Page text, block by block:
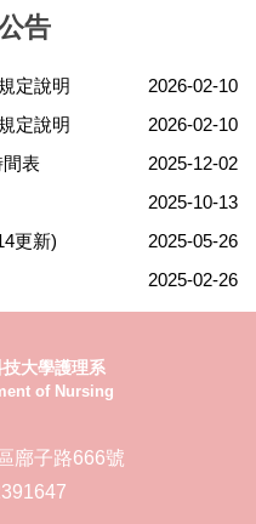
告
定說明
2026-02-10
定說明
2026-02-10
表
2025-12-02
2025-10-13
更新)
2025-05-26
2025-02-26
技大學護理系
of Nursing
廍子路666號